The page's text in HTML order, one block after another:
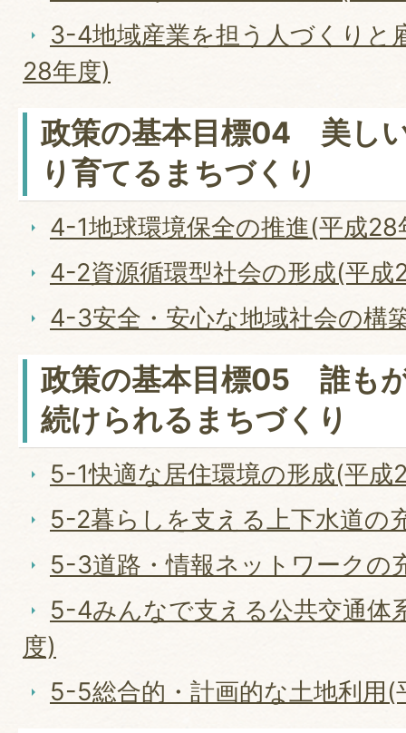
3-4地域産業を担う人づくりと
28年度)
政策の基本目標04 美し
り育てるまちづくり
4-1地球環境保全の推進(平成28
4-2資源循環型社会の形成(平成
4-3安全・安心な地域社会の構
政策の基本目標05 誰も
続けられるまちづくり
5-1快適な居住環境の形成(平成
5-2暮らしを支える上下水道の
5-3道路・情報ネットワークの
5-4みんなで支える公共交通体
度)
5-5総合的・計画的な土地利用(